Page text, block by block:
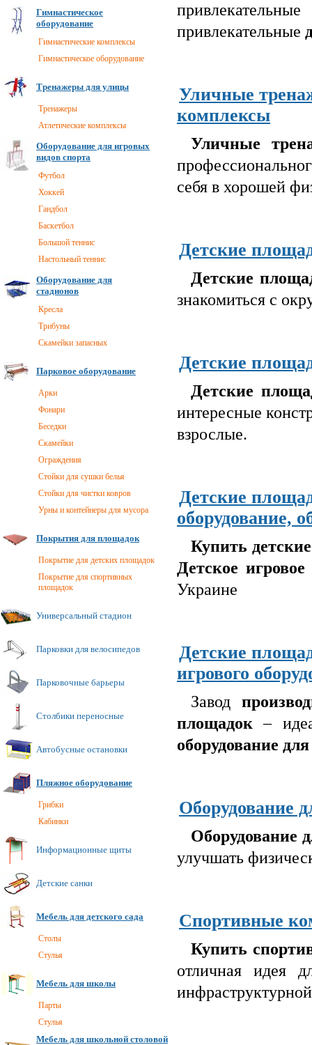
Гимнастическое
оборудование
Гимнастические комплексы
Гимнастическое оборудование
Тренажеры для улицы
Тренажеры
Атлетические комплексы
Оборудование для игровых
видов спорта
Футбол
Хоккей
Гандбол
Баскетбол
Большой теннис
Настольный теннис
Оборудование для
стадионов
Кресла
Трибуны
Скамейки запасных
Парковое оборудование
Арки
Фонари
Беседки
Скамейки
Ограждения
Стойки для сушки белья
Стойки для чистки ковров
Урны и контейнеры для мусора
Покрытия для площадок
Покрытие для детских площадок
Покрытие для спортивных
площадок
Универсальный стадион
Парковки для велосипедов
Парковочные барьеры
Столбики переносные
Автобусные остановки
Пляжное оборудование
Грибки
Кабинки
Информационные щиты
Детские санки
Мебель для детского сада
Cтолы
Стулья
Мебель для школы
Парты
Стулья
Мебель для школьной столовой
привлекательные
Уличные
комплексы
Уличные
себя в хорошей
Детские
Детские
знакомиться с
Детские
Детские
интересные
взрослые.
Детские
оборудование,
Купить
Детское игровое
Украине
Детские
игрового
Завод
площадок –
оборудование
Оборудование
Оборудование
улучшать
Спортивные
Купить
отличная идея